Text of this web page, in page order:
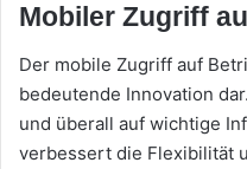
Mobiler Zugriff
Der mobile Zugriff auf
bedeutende Innovation
und überall auf wichtige
verbessert die Flexibilität